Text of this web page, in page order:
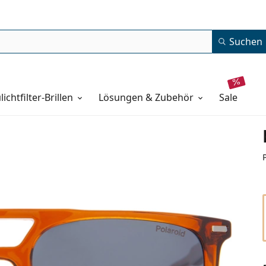
Suchen
Brillen Lösungen & Zubehör sale